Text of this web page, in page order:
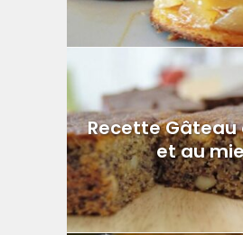
Recette Gâteau
et au